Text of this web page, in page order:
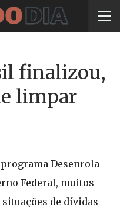
finalizou,
limpar
Desenrola
Federal, muitos
de dívidas